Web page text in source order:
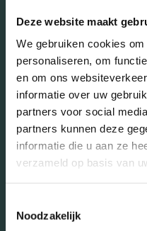
Deze website maakt
We gebruiken cookies
personaliseren, om
en om ons
informatie over uw
partners voor social
partners kunnen deze
informatie die u aan ze
verzameld op basis van
Noodzakelijk
Geslacht